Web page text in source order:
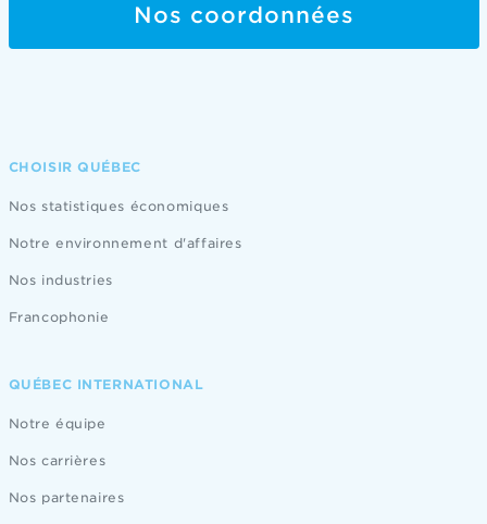
Nos coordonnées
CHOISIR QUÉBEC
Nos statistiques économiques
Notre environnement d'affaires
Nos industries
Francophonie
QUÉBEC INTERNATIONAL
Notre équipe
Nos carrières
Nos partenaires